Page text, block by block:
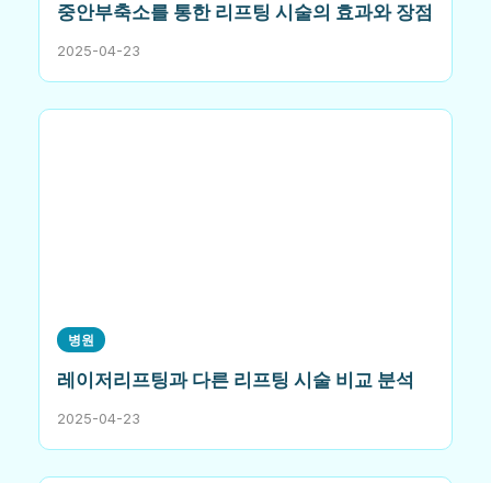
중안부축소를 통한 리프팅 시술의 효과와 장점
2025-04-23
병원
레이저리프팅과 다른 리프팅 시술 비교 분석
2025-04-23